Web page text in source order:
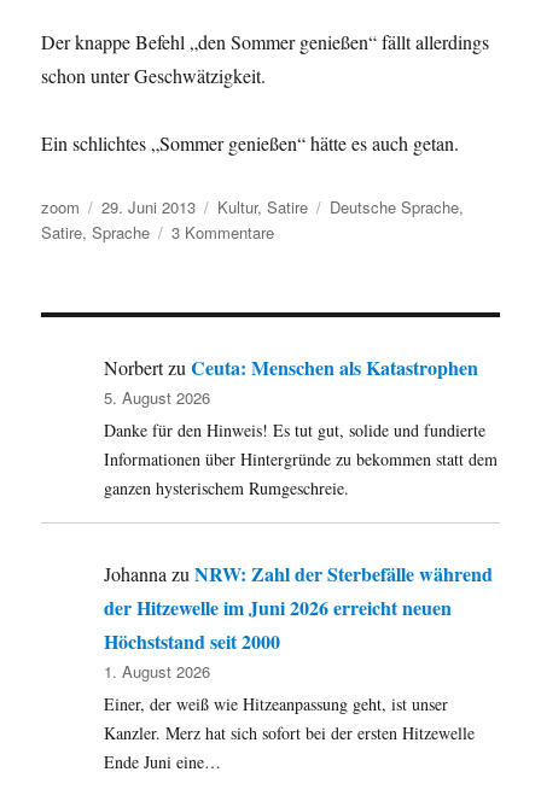
Der knappe Befehl „den Sommer genießen“ fällt allerdings
schon unter Geschwätzigkeit.
Ein schlichtes „Sommer genießen“ hätte es auch getan.
Autor
zoom
Veröffentlicht
am
29. Juni 2013 Kategorien
Kultur,Satire Schlagwörter
Deutsche Sprache,
Satire,Sprache 3 Kommentarezu
spricht
er
…
Kein
Sex!
Sommer
genießen!
NorbertzuCeuta: Menschen als Katastrophen
5. August 2026
Danke für den Hinweis! Es tut gut, solide und fundierte
Informationen über Hintergründe zu bekommen statt dem
ganzen hysterischem Rumgeschreie.
Johanna zuNRW: Zahl der Sterbefälle während
der Hitzewelle im Juni 2026 erreicht neuen
Höchststand seit 2000
1. August 2026
Einer, der weiß wie Hitzeanpassung geht, ist unser
Kanzler. Merz hat sich sofort bei der ersten Hitzewelle
Ende Juni eine…